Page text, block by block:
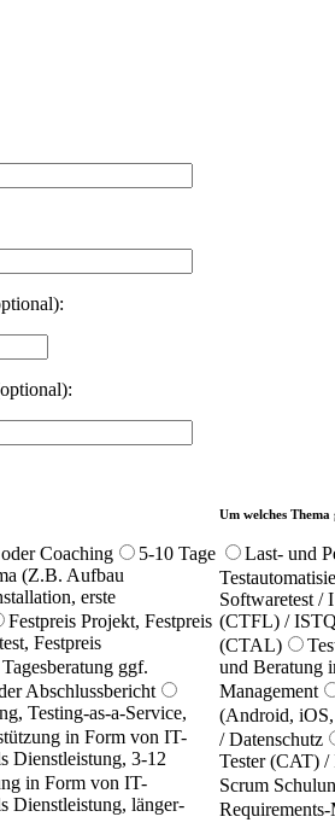
Coaching
5-10 Tage
(Z.B. Aufbau
erste
Festpreis Projekt, Festpreis
Festpreis
Tagesberatung ggf.
Abschlussbericht
Testing-as-a-Service,
in Form von IT-
Dienstleistung, 3-12
in Form von IT-
Dienstleistung, länger-
Um welches Thema
Last- und
Softwaretest /
(CTFL) /
(CTAL)
und Beratung
Management
(Android,
/ Datenschutz
Tester (CAT)
Scrum